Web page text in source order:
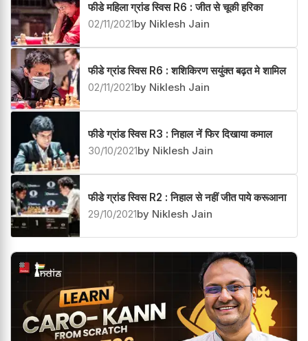
फीडे महिला ग्रांड स्विस R6 : जीत से चूकी हरिका
02/11/2021by Niklesh Jain
फीडे ग्रांड स्विस R6 : शशिकिरण सयुंक्त बढ़त मे शामिल
02/11/2021by Niklesh Jain
फीडे ग्रांड स्विस R3 : निहाल नें फिर दिखाया कमाल
30/10/2021by Niklesh Jain
फीडे ग्रांड स्विस R2 : निहाल से नहीं जीत पाये करूआना
29/10/2021by Niklesh Jain